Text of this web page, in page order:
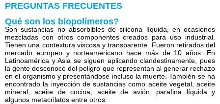
PREGUNTAS FRECUENTES
Qué son los biopolímeros?
Son sustancias no absorbibles de silicona líquida, en ocasiones
mezcladas con otros componentes creados para uso industrial.
Tienen una contextura viscosa y transparente. Fueron retirados del
mercado europeo y norteamericano hace más de 10 años. En
Latinoamérica y Asia se siguen aplicando clandestinamente, pues
la gente desconoce del peligro que representan al generar rechazo
en el organismo y presentándose incluso la muerte. También se ha
encontrado la inyección de sustancias como aceite vegetal, aceite
mineral, aceite de cocina, aceite de avión, parafina líquida y
algunos metacrilatos entre otros.